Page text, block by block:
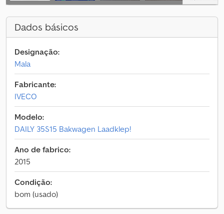
Dados básicos
Designação:
Mala
Fabricante:
IVECO
Modelo:
DAILY 35S15 Bakwagen Laadklep!
Ano de fabrico:
2015
Condição:
bom (usado)